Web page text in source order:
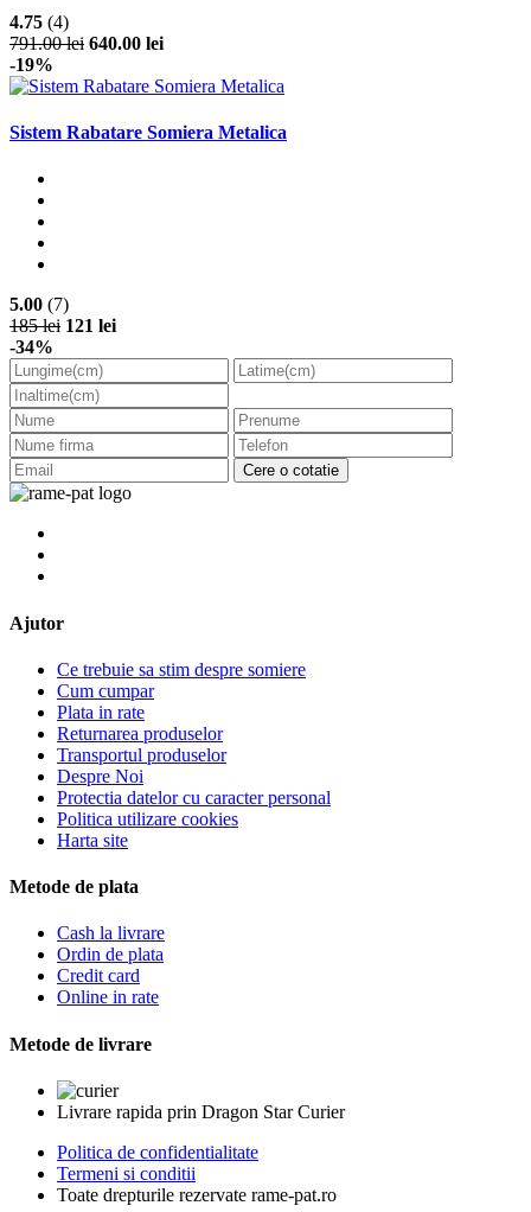
4.75 (4)
791.00 lei 640.00 lei
-19%
Sistem Rabatare Somiera Metalica
5.00 (7)
185 lei 121 lei
-34%
Cere o cotatie
Ajutor
Ce trebuie sa stim despre somiere
Cum cumpar
Plata in rate
Returnarea produselor
Transportul produselor
Despre Noi
Protectia datelor cu caracter personal
Politica utilizare cookies
Harta site
Metode de plata
Cash la livrare
Ordin de plata
Credit card
Online in rate
Metode de livrare
Livrare rapida prin Dragon Star Curier
Politica de confidentialitate
Termeni si conditii
Toate drepturile rezervate rame-pat.ro